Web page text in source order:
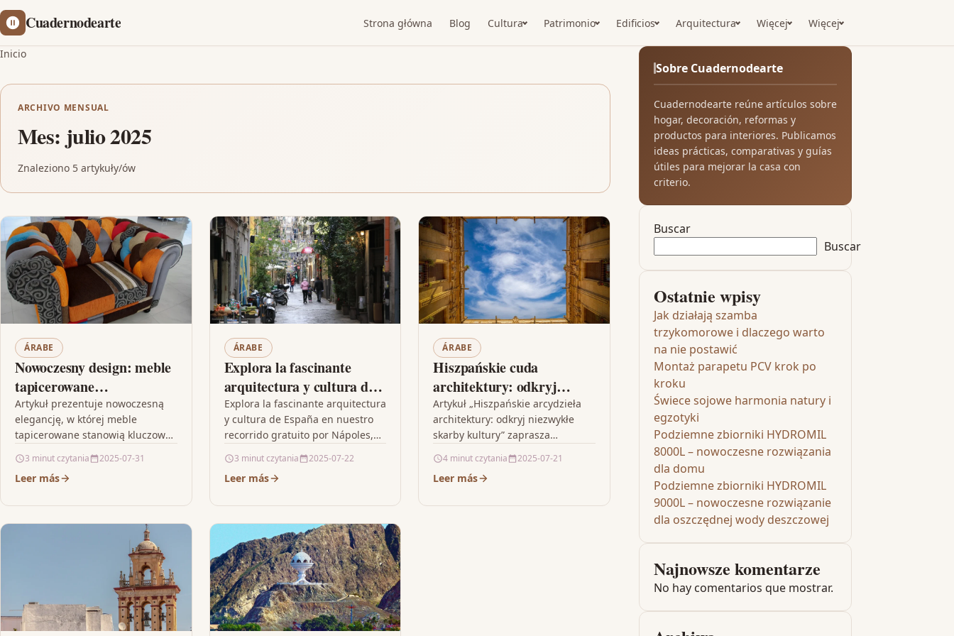
Cuadernodearte Strona główna Blog Cultura Patrimonio Edificios Arquitectura Więcej Więcej
Inicio
ARCHIVO MENSUAL
Mes: julio 2025
Znaleziono 5 artykuły/ów
ÁRABE
Nowoczesny design: meble
tapicerowane
wypoczynkowe i drewniane
inspiracje
Artykuł prezentuje nowoczesną
elegancję, w której meble
tapicerowane stanowią kluczowy
wyrafinowany design z
komfortem użytkowania. Tekst
3 minut czytania 2025-07-31
Leer más
ÁRABE
Explora la fascinante
arquitectura y cultura de
España con nuestro
recorrido gratuito por
Nápoles
Explora la fascinante arquitectura
y cultura de España en nuestro
recorrido gratuito por Nápoles,
influencia española en la ciudad
a…
3 minut czytania 2025-07-22
Leer más
ÁRABE
Hiszpańskie cuda
architektury: odkryj
kulturowe skarby z
roletami wrocławskimi
Artykuł „Hiszpańskie arcydzieła
architektury: odkryj niezwykłe
skarby kultury” zaprasza
fascynujących skarbów
architektury Hiszpanii, od
4 minut czytania 2025-07-21
Leer más
Sobre Cuadernodearte
Cuadernodearte reúne artículos sobre
hogar, decoración, reformas y
productos para interiores. Publicamos
ideas prácticas, comparativas y guías
útiles para mejorar la casa con
criterio.
Buscar
Buscar
Ostatnie wpisy
Jak działają szamba
trzykomorowe i dlaczego warto
na nie postawić
Montaż parapetu PCV krok po
kroku
Świece sojowe harmonia natury i
egzotyki
Podziemne zbiorniki HYDROMIL
8000L – nowoczesne rozwiązania
dla domu
Podziemne zbiorniki HYDROMIL
9000L – nowoczesne rozwiązanie
dla oszczędnej wody deszczowej
Najnowsze komentarze
No hay comentarios que mostrar.